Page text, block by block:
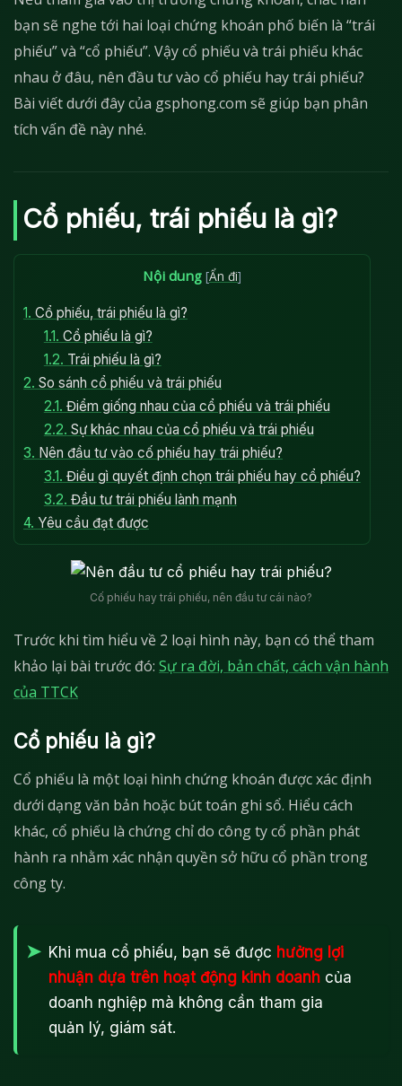
bạn sẽ nghe tới hai loại chứng khoán phố biến là “trái
phiếu” và “cổ phiếu”. Vậy cổ phiếu và trái phiếu khác
nhau ở đâu, nên đầu tư vào cổ phiếu hay trái phiếu?
Bài viết dưới đây của gsphong.com sẽ giúp bạn phân
tích vấn đề này nhé.
Cổ phiếu, trái phiếu là gì?
Nội dung [Ẩn đi]
1. Cổ phiếu, trái phiếu là gì?
1.1. Cổ phiếu là gì?
1.2. Trái phiếu là gì?
2. So sánh cổ phiếu và trái phiếu
2.1. Điểm giống nhau của cổ phiếu và trái phiếu
2.2. Sự khác nhau của cổ phiếu và trái phiếu
3. Nên đầu tư vào cố phiếu hay trái phiếu?
3.1. Điều gì quyết định chọn trái phiếu hay cổ phiếu?
3.2. Đầu tư trái phiếu lành mạnh
4. Yêu cầu đạt được
Cố phiếu hay trái phiếu, nên đầu tư cái nào?
Trước khi tìm hiểu về 2 loại hình này, bạn có thể tham
khảo lại bài trước đó: Sự ra đời, bản chất, cách vận hành
của TTCK
Cổ phiếu là gì?
Cổ phiếu là một loại hình chứng khoán được xác định
dưới dạng văn bản hoặc bút toán ghi sổ. Hiểu cách
khác, cổ phiếu là chứng chỉ do công ty cổ phần phát
hành ra nhằm xác nhận quyền sở hữu cổ phần trong
công ty.
Khi mua cổ phiếu, bạn sẽ được hưởng lợi
nhuận dựa trên hoạt động kinh doanh của
doanh nghiệp mà không cần tham gia
quản lý, giám sát.